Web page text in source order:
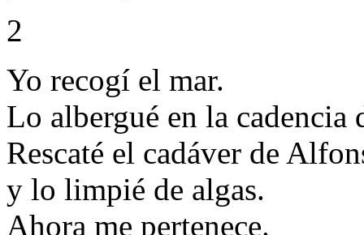
2
Yo recogí el mar.
Lo albergué en la cadencia
Rescaté el cadáver de
y lo limpié de algas.
Ahora me pertenece.